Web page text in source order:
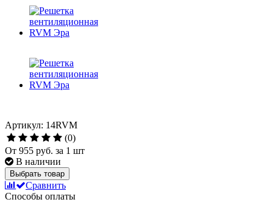
Артикул: 14RVM
(0)
От 955 руб. за 1 шт
В наличии
Выбрать товар
Сравнить
Способы оплаты